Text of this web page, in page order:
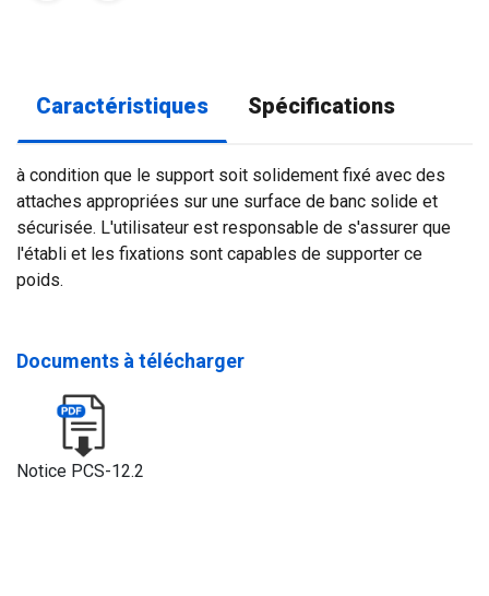
Caractéristiques Spécifications
à condition que le support soit solidement fixé avec des
attaches appropriées sur une surface de banc solide et
sécurisée. L'utilisateur est responsable de s'assurer que
l'établi et les fixations sont capables de supporter ce
poids.
Documents à télécharger
Notice PCS-12.2